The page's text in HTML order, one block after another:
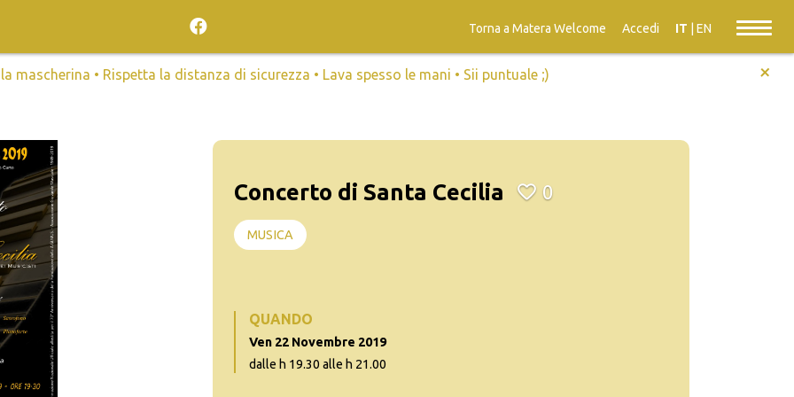
Torna a Matera Welcome Accedi IT EN
la mascherina • Rispetta la distanza di sicurezza • Lava spesso le mani • Sii puntuale ;) +
Concerto di Santa Cecilia 0
MUSICA
QUANDO
Ven 22 Novembre 2019
dalle h 19.30 alle h 21.00